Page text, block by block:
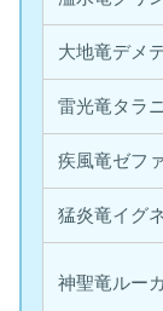
大地竜デメ
雷光竜タラ
疾風竜ゼフ
猛炎竜イグ
神聖竜ルー